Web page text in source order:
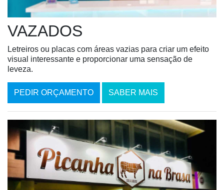
VAZADOS
Letreiros ou placas com áreas vazias para criar um efeito
visual interessante e proporcionar uma sensação de
leveza.
PEDIR ORÇAMENTO SABER MAIS